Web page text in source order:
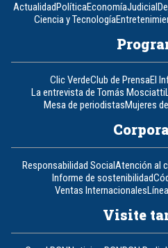
ActualidadPolíticaEconomíaJudicial
Ciencia y Tecnología
Clic VerdeClub de PrensaEl
La entrevista de Tomás Mosciatti
Mesa de periodistasMujeres
Responsabilidad SocialAtención al
Informe de sostenibilidad
Ventas Internacionales
Visite